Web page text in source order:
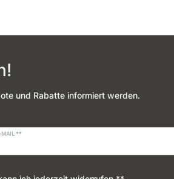
und Rabatte informiert werden.
MAIL **